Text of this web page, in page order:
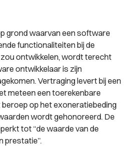
grond waarvan een software
functionaliteiten bij de
ontwikkelen, wordt terecht
ontwikkelaar is zijn
Vertraging levert bij een
meteen een toerekenbare
op het exoneratiebeding
wordt gehonoreerd. De
tot “de waarde van de
prestatie”.